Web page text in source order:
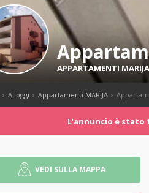
APPARTAMENTI MARIJA
Alloggi Appartamenti MARIJA
Lʼannuncio è
VEDI SULLA MAPPA